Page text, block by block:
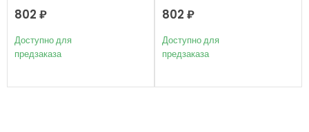
802 ₽
Доступно для
предзаказа
802 ₽
Доступно для
предзаказа